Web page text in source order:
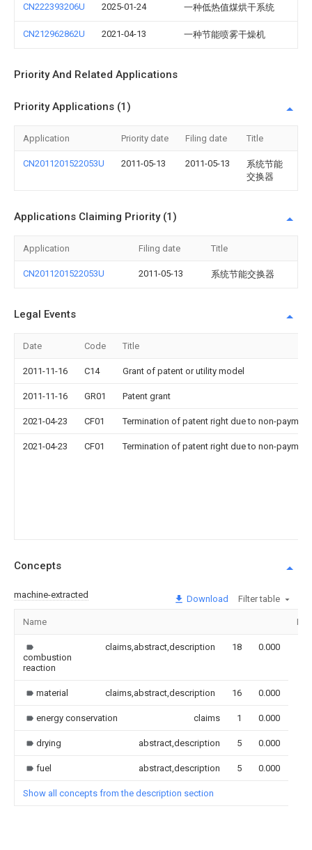
CN222393206U 2025-01-24 一种低热值煤烘干系统
CN212962862U 2021-04-13 一种节能喷雾干燥机
Priority And Related Applications
Priority Applications (1)
Application Priority date Filing date Title
CN2011201522053U 2011-05-13 2011-05-13
系统节能
交换器
Applications Claiming Priority (1)
Application Filing date Title
CN2011201522053U 2011-05-13 系统节能交换器
Legal Events
Date Code Title
2011-11-16 C14 Grant of patent or utility model
2011-11-16 GR01 Patent grant
2021-04-23 CF01 Termination of patent right due to non-
2021-04-23 CF01 Termination of patent right due to non-
Concepts
machine-extracted Download Filter table
Name
combustion
reaction
claims,abstract,description 18 0.000
material claims,abstract,description 16 0.000
energy conservation claims 1 0.000
drying abstract,description 5 0.000
fuel abstract,description 5 0.000
Show all concepts from the description section